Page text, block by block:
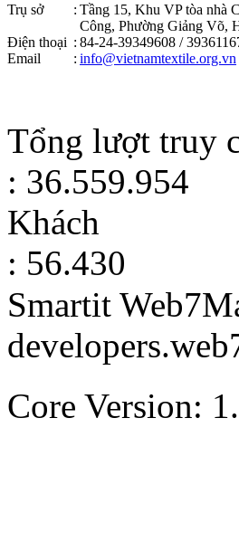
Trụ sở : Tầng 15, Khu VP tòa nhà
Công, Phường Giảng Võ,
Điện thoại : 84-24-39349608 /
Email
: info@vietnamtextile.org.vn
Tổng lượt truy
: 36.559.954
Khách
: 56.430
Smartit
Core Version: